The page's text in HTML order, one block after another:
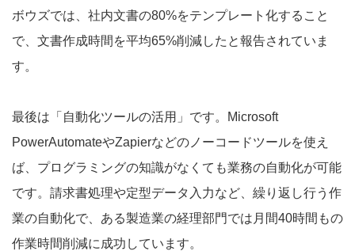
ボウズでは、社内文書の80%をテンプレート化すること
で、文書作成時間を平均65%削減したと報告されていま
す。
最後は「自動化ツールの活用」です。Microsoft
PowerAutomateやZapierなどのノーコードツールを使え
ば、プログラミングの知識がなくても業務の自動化が可能
です。請求書処理や定型データ入力など、繰り返し行う作
業の自動化で、ある製造業の経理部門では月間40時間もの
作業時間削減に成功しています。